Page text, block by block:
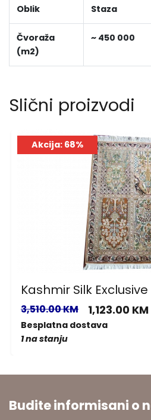
Oblik Staza
Čvoraža
(m2)
~ 450 000
Slični proizvodi
Akcija: 68%
Kashmir Silk Exclusive
3,510.00 KM 1,123.00 KM
Besplatna dostava
1 na stanju
Budite informisani o